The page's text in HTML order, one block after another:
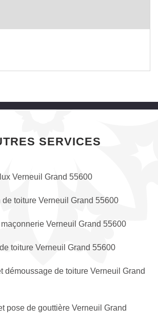
SERVICES
Verneuil Grand 55600
de toiture Verneuil Grand 55600
Verneuil Grand 55600
toiture Verneuil Grand 55600
démoussage de toiture Verneuil Grand
pose de gouttière Verneuil Grand